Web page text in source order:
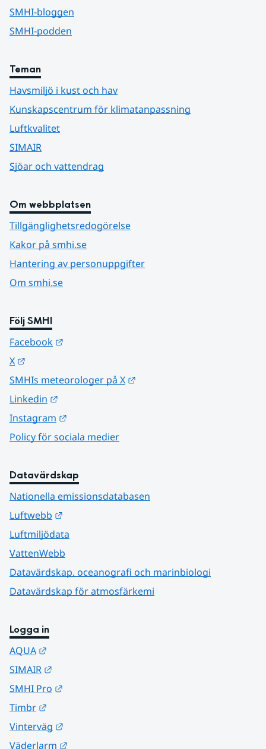
SMHI-bloggen
SMHI-podden
Teman
Havsmiljö i kust och hav
Kunskapscentrum för klimatanpassning
Luftkvalitet
SIMAIR
Sjöar och vattendrag
Om webbplatsen
Tillgänglighetsredogörelse
Kakor på smhi.se
Hantering av personuppgifter
Om smhi.se
Följ SMHI
Facebook
X
SMHIs meteorologer på X
Linkedin
Instagram
Policy för sociala medier
Datavärdskap
Nationella emissionsdatabasen
Luftwebb
Luftmiljödata
VattenWebb
Datavärdskap, oceanografi och marinbiologi
Datavärdskap för atmosfärkemi
Logga in
AQUA
SIMAIR
SMHI Pro
Timbr
Vinterväg
Väderlarm